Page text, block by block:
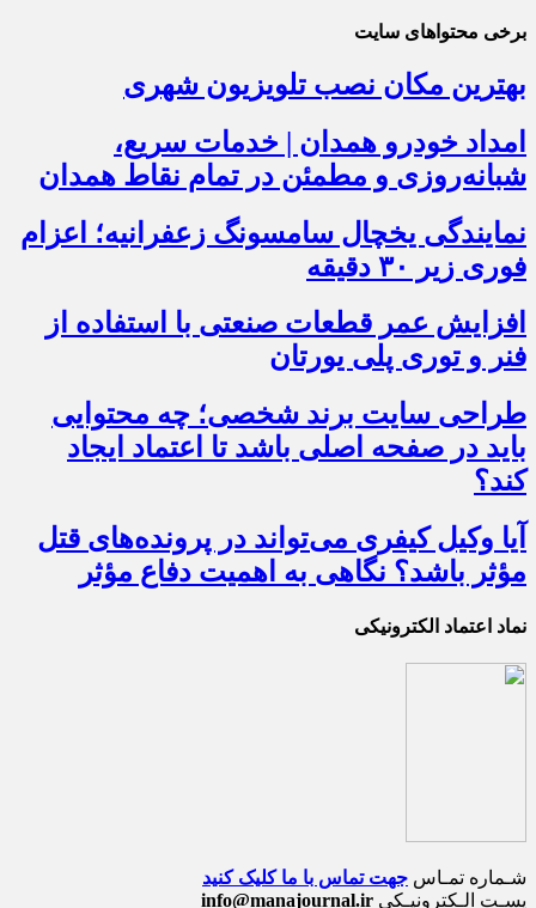
برخی محتواهای سایت
بهترین مکان نصب تلویزیون شهری
امداد خودرو همدان | خدمات سریع،
شبانه‌روزی و مطمئن در تمام نقاط همدان
نمایندگی یخچال سامسونگ زعفرانیه؛ اعزام
فوری زیر ۳۰ دقیقه
افزایش عمر قطعات صنعتی با استفاده از
فنر و توری پلی یورتان
طراحی سایت برند شخصی؛ چه محتوایی
باید در صفحه اصلی باشد تا اعتماد ایجاد
کند؟
آیا وکیل کیفری می‌تواند در پرونده‌های قتل
مؤثر باشد؟ نگاهی به اهمیت دفاع مؤثر
نماد اعتماد الکترونیکی
شـماره تمـاس جهت تماس با ما کلیک کنید
پسـت الـکترونیـکی info@manajournal.ir